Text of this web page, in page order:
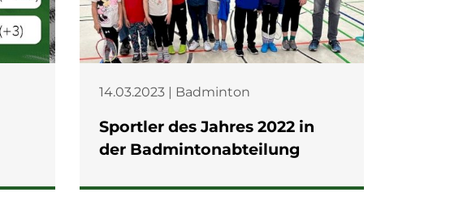
14.03.2023 | Badminton
Sportler des Jahres 2022 in
der Badmintonabteilung